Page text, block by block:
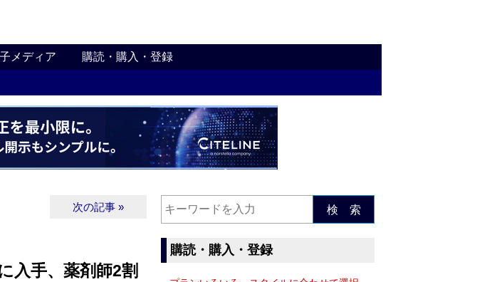
メディア 購読・購入・登録
次の記事 »
入手、薬剤師2割
検 索
購読・購入・登録